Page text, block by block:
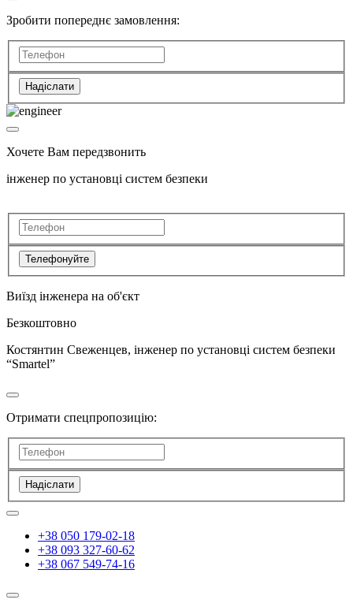
Зробити попереднє замовлення:
Надіслати
Хочете Вам передзвонить
інженер по установці систем безпеки
Телефонуйте
Виїзд інженера на об'єкт
Безкоштовно
Костянтин Свеженцев, інженер по установці систем безпеки
“Smartel”
Отримати спецпропозицію:
Надіслати
+38 050 179-02-18
+38 093 327-60-62
+38 067 549-74-16